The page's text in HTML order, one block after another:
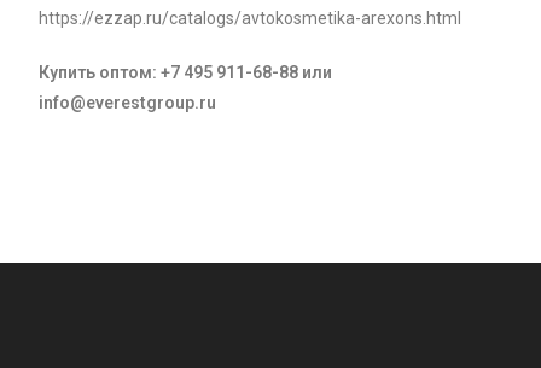
https://ezzap.ru/catalogs/avtokosmetika-arexons.html
Купить оптом: +7 495 911-68-88 или
info@everestgroup.ru